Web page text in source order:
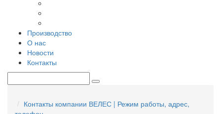
Производство
О нас
Новости
Контакты
Контакты компании ВЕЛЕС | Режим работы, адрес,